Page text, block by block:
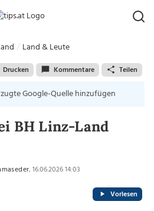
Land & Leute
Drucken Kommentare Teilen
Google-Quelle hinzufügen
BH Linz-Land
, 16.06.2026 14:03
Vorlesen